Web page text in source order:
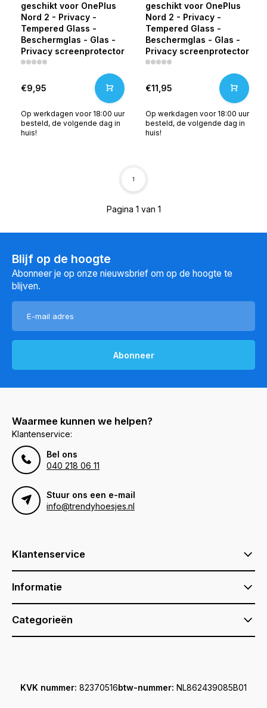
geschikt voor OnePlus
Nord 2 - Privacy -
Tempered Glass -
Beschermglas - Glas -
Privacy screenprotector
€9,95
Op werkdagen voor 18:00 uur
besteld, de volgende dag in
huis!
geschikt voor OnePlus
Nord 2 - Privacy -
Tempered Glass -
Beschermglas - Glas -
Privacy screenprotector
€11,95
Op werkdagen voor 18:00 uur
besteld, de volgende dag in
huis!
Pagina 1 van 1
1
Blijf op de hoogte
Abonneer je op onze nieuwsbrief om op de hoogte te
blijven.
Abonneer
Waarmee kunnen we helpen?
Klantenservice:
Bel ons
040 218 06 11
Stuur ons een e-mail
info@trendyhoesjes.nl
Klantenservice
Informatie
Categorieën
KVK nummer: 82370516btw-nummer: NL862439085B01